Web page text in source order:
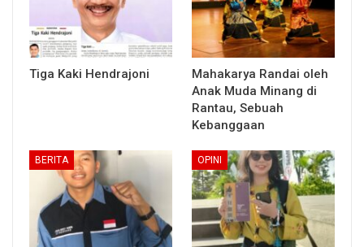
Tiga Kaki Hendrajoni
Mahakarya Randai oleh
Anak Muda Minang di
Rantau, Sebuah
Kebanggaan
BERITA OPINI